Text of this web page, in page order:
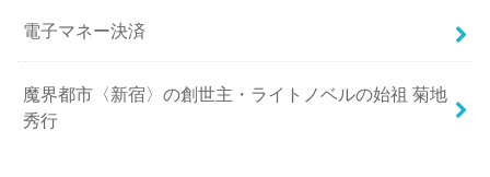
電子マネー決済
魔界都市〈新宿〉の創世主・ライトノベルの始祖 菊地
秀行